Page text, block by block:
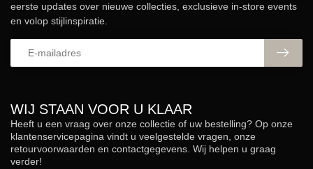
WIJ STAAN VOOR U KLAAR
Heeft u een vraag over onze collectie of uw bestelling? Op onze
klantenservicepagina vindt u veelgestelde vragen, onze
retourvoorwaarden en contactgegevens. Wij helpen u graag
verder!
eerste updates over nieuwe collecties, exclusieve in-store events
en volop stijlinspiratie.